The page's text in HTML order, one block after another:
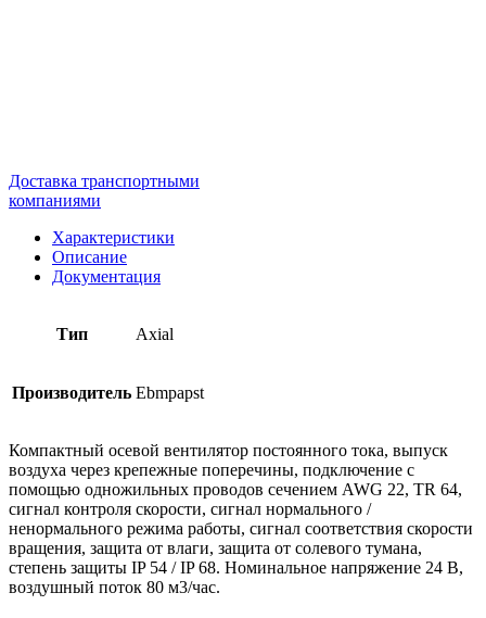
Доставка транспортными
компаниями
Характеристики
Описание
Документация
Тип Axial
Производитель Ebmpapst
Компактный осевой вентилятор постоянного тока, выпуск
воздуха через крепежные поперечины, подключение с
помощью одножильных проводов сечением AWG 22, TR 64,
сигнал контроля скорости, сигнал нормального /
ненормального режима работы, сигнал соответствия скорости
вращения, защита от влаги, защита от солевого тумана,
степень защиты IP 54 / IP 68. Номинальное напряжение 24 В,
воздушный поток 80 м3/час.